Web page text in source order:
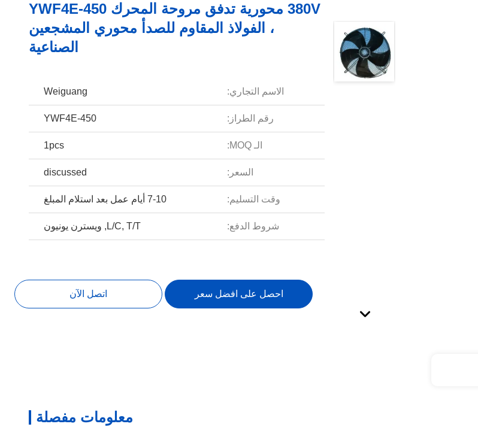
380V محورية تدفق مروحة المحرك YWF4E-450
، الفولاذ المقاوم للصدأ محوري المشجعين
الصناعية
الاسم التجاري: Weiguang
رقم الطراز: YWF4E-450
الـ MOQ: 1pcs
السعر: discussed
وقت التسليم: 7-10 أيام عمل بعد استلام المبلغ
شروط الدفع: L/C, T/T, ويسترن يونيون
احصل على افضل سعر اتصل الآن
معلومات مفصلة